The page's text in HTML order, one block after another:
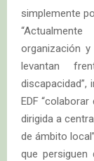
simplemente
organización
levantan
EDF
dirigida a
de ámbito
que